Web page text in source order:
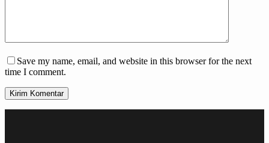
Save my name, email, and website in this browser for the next
time I comment.
Kirim Komentar